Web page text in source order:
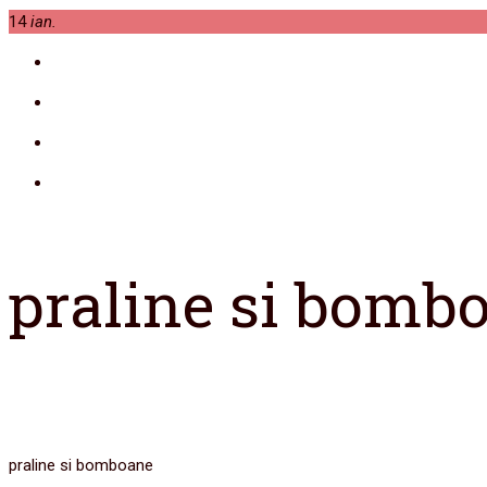
14ian.
praline si
praline si bomboane